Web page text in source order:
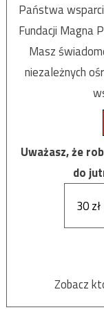
Państwa
Fundacji Magna
Masz
niezależnych
Uważasz, że
do
30 zł
Zobacz